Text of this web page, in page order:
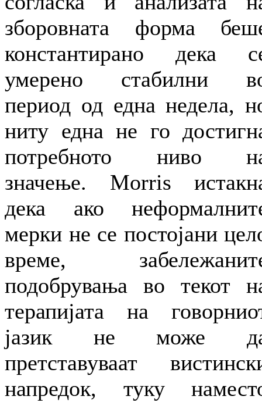
зборовната форма
константирано дека
умерено стабилни
период од една недела,
ниту една не го
потребното ниво
значење. Morris
дека ако
мерки не се постојани
време,
подобрувања во текот
терапијата на
јазик не може
претставуваат
напредок, туку